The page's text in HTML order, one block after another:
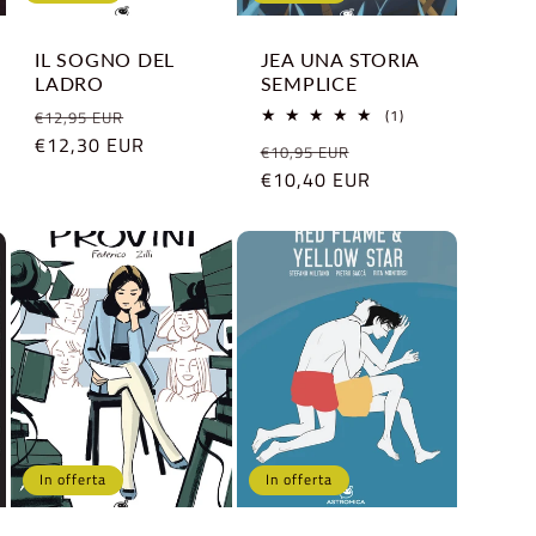
IL SOGNO DEL
LADRO
Prezzo
di
€12,95 EUR
scontato
€12,30 EUR
JEA UNA STORIA
SEMPLICE
(1)1
Prezzo
di
€10,95 EUR
scontato
€10,40 EUR
In offerta In offerta